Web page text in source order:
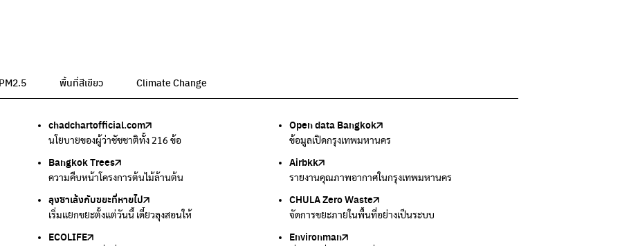
พื้นที่สีเขียว Climate Change
chadchartofficial.com
นโยบายของผู้ว่าชัชชาติทั้ง 216 ข้อ
Open data Bangkok
ข้อมูลเปิดกรุงเทพมหานคร
Bangkok Trees
ความคืบหน้าโครงการต้นไม้ล้านต้น
Airbkk
รายงานคุณภาพอากาศในกรุงเทพมหานคร
ลุงซาเล้งกับขยะที่หายไป
เริ่มแยกขยะตั้งแต่วันนี้ เดี๋ยวลุงสอนให้
CHULA Zero Waste
จัดการขยะภายในพื้นที่อย่างเป็นระบบ
ECOLIFE Environman
BKK Zero Waste
กรุงเทพฯไม่เทรวม
ลุงซาเล้งกับขยะที่หายไป
เริ่มแยกขยะตั้งแต่วันนี้ เดี๋ยวลุงสอนให้
Green2Get
แอปแยกขยะได้ง่ายๆเพียงสแกนบาร์โค้ดสินค้า
Kong Green Green
นำเสนอเรื่องราวเกี่ยวกับขยะ ที่เข้าถึงง่าย
มูลนิธิโลกสีเขียว
สร้างโลกเขียวด้วยพลังเรียนรู้
How to ting
การแยกขยะให้สนุก
Plaplus Loopers
Airbkk
รายงานคุณภาพอากาศในกรุงเทพมหานคร
Air4Thai
ตรวจสอบสภาพอากาศรอบตัวคุณง่ายๆ
Line Alert
แจ้งเตือนฝุ่นผ่านไลน์ เมื่อค่าฝุ่นสูง
IQAir Airvisual
แอปพลิเคชั่น "หมอชัวร์" จากกรมควบคุมโรค
สำนักสิ่งแวดล้อม กรุงเทพมหานคร
ศูนย์ข้อมูลกระจายข่าวส่งเสริมอนุรักษ์พลังงาน กทม.
เตะฝุ่น
แผนที่การระบายอากาศในช่วงสูงสุดของแต่ละวัน
Greener Bangkok 2030
โครงการเพิ่มพื้นที่สีเขียวภายในปี 2030
We park
เครือข่ายพัฒนาเมืองและชุมชนสุขภาวะ
Urban Design and Development Center
ศูนย์ออกแบบและพัฒนาผังเมือง
มูลนิธิโลกสีเขียว
สร้างโลกเขียวด้วยพลังเรียนรู้
BangkokStories
เรื่องราวในกรุงเทพโดยครีเอเตอร์
กรมควบคุมมลพิษ
แหล่งข้อมูลเกี่ยวกับมาตรฐานคุณภาพอากาศ น้ำ และเสียง
Climate Strike Thailand
เพจรณรงค์โครงการเพื่อสิ่งแวดล้อมในสังคม
สำนักสิ่งแวดล้อม กรุงเทพมหานคร
ศูนย์ข้อมูลกระจายข่าวส่งเสริมอนุรักษ์พลังงาน กทม.
กรมอุตุนิยมวิทยา
กรมควบคุมอากาศรวมถึงการแจ้งเตือนภัยพิบัติ
Net Zero Carbon
Everything about our planet and more
35 Hours Bangkok Nature Play